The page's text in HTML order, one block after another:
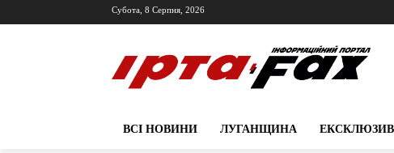
Субота, 8 Серпня, 2026
ВСІ НОВИНИ ЛУГАНЩИНА ЕКСКЛЮЗИВ